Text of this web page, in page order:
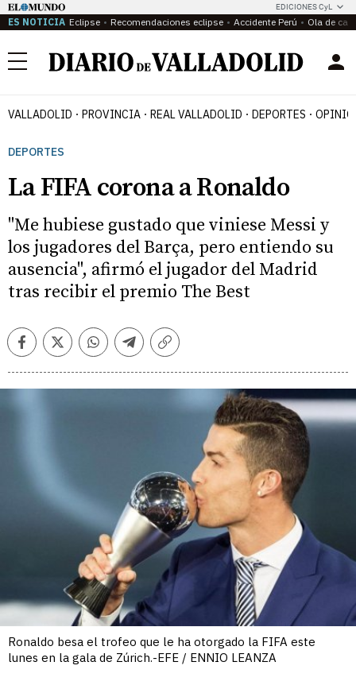
EDICIONES CyL
ES NOTICIA Eclipse Recomendaciones eclipse Accidente Perú Ola de
Menú
VALLADOLID PROVINCIA REAL VALLADOLID DEPORTES
DEPORTES
La FIFA corona a Ronaldo
"Me hubiese gustado que viniese Messi y
los jugadores del Barça, pero entiendo su
ausencia", afirmó el jugador del Madrid
tras recibir el premio The Best
FacebookTwitterWhatsappTelegramCopiar
Ronaldo besa el trofeo que le ha otorgado la FIFA este
lunes en la gala de Zúrich.-EFE / ENNIO LEANZA